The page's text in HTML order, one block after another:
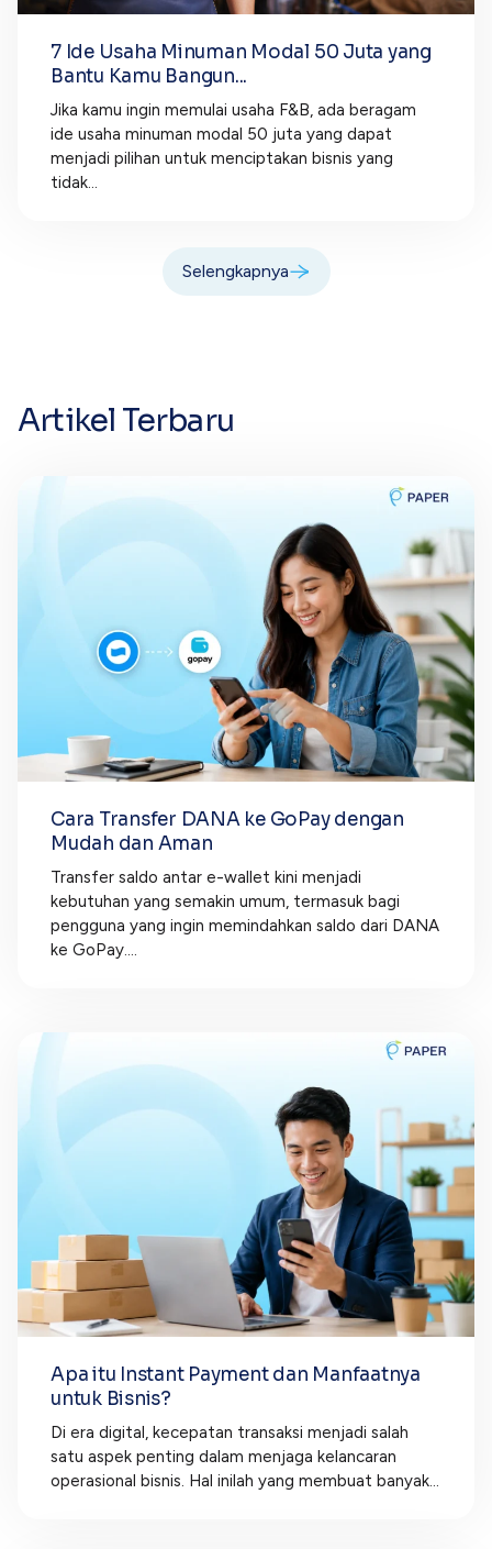
7 Ide Usaha Minuman Modal 50 Juta yang
Bantu Kamu Bangun...
Jika kamu ingin memulai usaha F&B, ada beragam
ide usaha minuman modal 50 juta yang dapat
menjadi pilihan untuk menciptakan bisnis yang
tidak...
Selengkapnya
Artikel Terbaru
Cara Transfer DANA ke GoPay dengan
Mudah dan Aman
Transfer saldo antar e-wallet kini menjadi
kebutuhan yang semakin umum, termasuk bagi
pengguna yang ingin memindahkan saldo dari DANA
ke GoPay....
Apa itu Instant Payment dan Manfaatnya
untuk Bisnis?
Di era digital, kecepatan transaksi menjadi salah
satu aspek penting dalam menjaga kelancaran
operasional bisnis. Hal inilah yang membuat banyak...